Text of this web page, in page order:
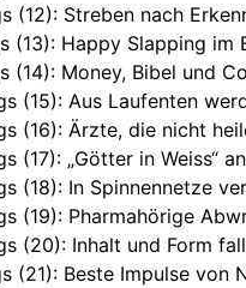
(12): Streben nach
(13): Happy Slapping im
(14): Money, Bibel und
(15): Aus Laufenten
(16): Ärzte, die nicht
(17): „Götter in Weiss“
(18): In Spinnennetze
(19): Pharmahörige
(20): Inhalt und Form
(21): Beste Impulse von